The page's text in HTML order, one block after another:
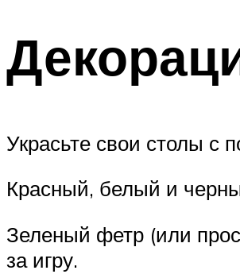
Украсьте свои столы с
Красный, белый и
Зеленый фетр (или
за игру.